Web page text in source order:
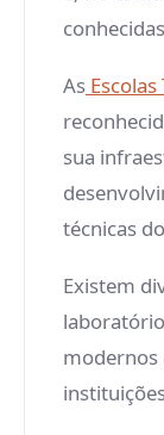
As
sua
técnicas
Existem
modernos